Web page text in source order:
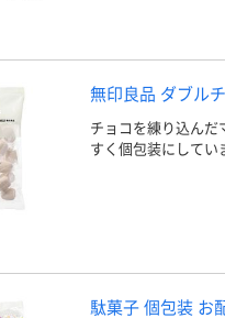
無印良品 ダブル
チョコを練り込んだ
すく個包装にしてい
駄菓子 個包装 お